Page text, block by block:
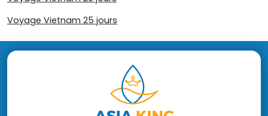
Voyage Vietnam 25 jours